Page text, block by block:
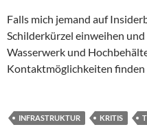
Falls mich jemand auf
Schilderkürzel einweihen
Wasserwerk und
Kontaktmöglichkeiten finden
INFRASTRUKTUR KRITIS